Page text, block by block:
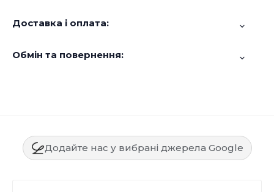
Доставка і оплата:
Обмін та повернення:
Додайте нас у вибрані джерела Google